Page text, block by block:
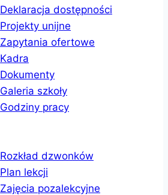
Deklaracja dostępności
Projekty unijne
Zapytania ofertowe
Kadra
Dokumenty
Galeria szkoły
Godziny pracy
Rozkład dzwonków
Plan lekcji
Zajęcia pozalekcyjne